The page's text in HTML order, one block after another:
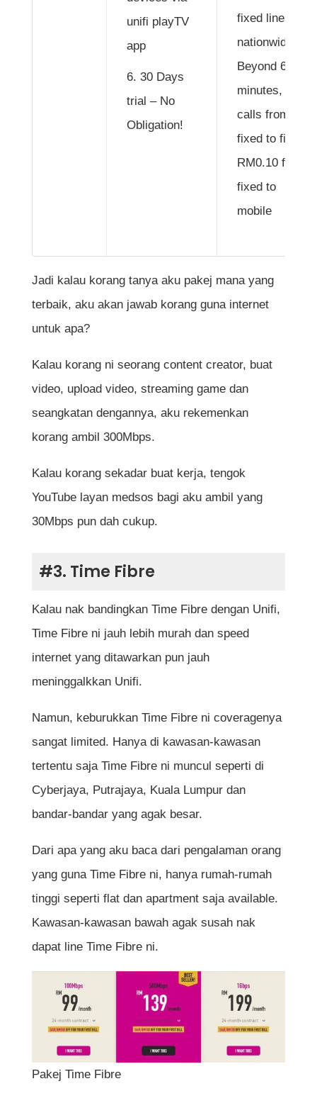
unifi playTV
app
30 Days
trial – No
Obligation!
fixed lines
nationwide.
Beyond 600
minutes, free
calls from
fixed to fixed.
RM0.10 from
fixed to
mobile
Jadi kalau korang tanya aku pakej mana yang
terbaik, aku akan jawab korang guna internet
untuk apa?
Kalau korang ni seorang content creator, buat
video, upload video, streaming game dan
seangkatan dengannya, aku rekemenkan
korang ambil 300Mbps.
Kalau korang sekadar buat kerja, tengok
YouTube layan medsos bagi aku ambil yang
30Mbps pun dah cukup.
#3. Time Fibre
Kalau nak bandingkan Time Fibre dengan Unifi,
Time Fibre ni jauh lebih murah dan speed
internet yang ditawarkan pun jauh
meninggalkkan Unifi.
Namun, keburukkan Time Fibre ni coveragenya
sangat limited. Hanya di kawasan-kawasan
tertentu saja Time Fibre ni muncul seperti di
Cyberjaya, Putrajaya, Kuala Lumpur dan
bandar-bandar yang agak besar.
Dari apa yang aku baca dari pengalaman orang
yang guna Time Fibre ni, hanya rumah-rumah
tinggi seperti flat dan apartment saja available.
Kawasan-kawasan bawah agak susah nak
dapat line Time Fibre ni.
Pakej Time Fibre